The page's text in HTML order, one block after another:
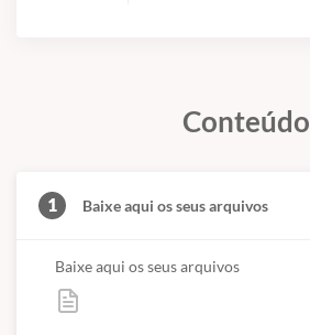
Conteúdo
1 Baixe aqui os seus arquivos
Baixe aqui os seus arquivos